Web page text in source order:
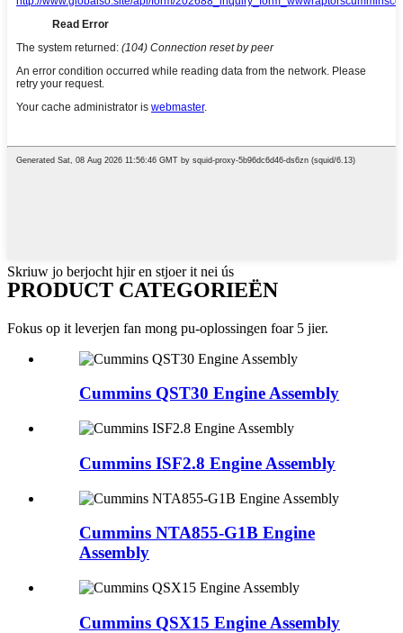
Skriuw jo berjocht hjir en stjoer it nei ús
PRODUCT CATEGORIEËN
Fokus op it leverjen fan mong pu-oplossingen foar 5 jier.
Cummins QST30 Engine Assembly
Cummins ISF2.8 Engine Assembly
Cummins NTA855-G1B Engine
Assembly
Cummins QSX15 Engine Assembly